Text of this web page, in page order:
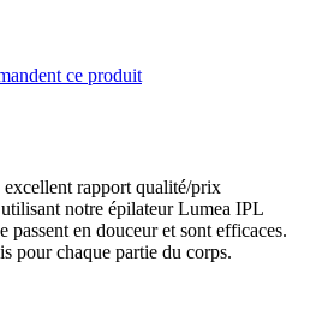
ce produit
rapport qualité/prix
notre épilateur Lumea IPL
passent en douceur et sont efficaces.
pour chaque partie du corps.